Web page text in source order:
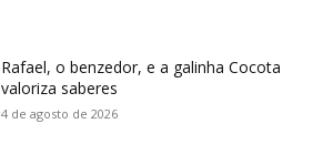
Rafael, o benzedor, e a galinha Cocota
valoriza saberes
4 de agosto de 2026